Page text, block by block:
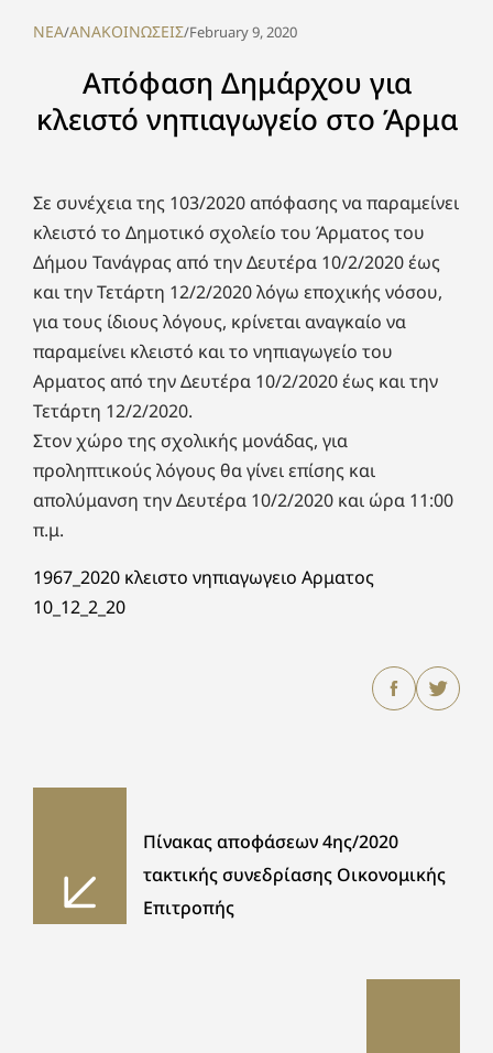
NEA/ΑΝΑΚΟΙΝΩΣΕΙΣ/February 9, 2020
Απόφαση Δημάρχου για
κλειστό νηπιαγωγείο στo Άρμα
Σε συνέχεια της 103/2020 απόφασης να παραμείνει
κλειστό το Δημοτικό σχολείο του Άρματος του
Δήμου Τανάγρας από την Δευτέρα 10/2/2020 έως
και την Τετάρτη 12/2/2020 λόγω εποχικής νόσου,
για τους ίδιους λόγους, κρίνεται αναγκαίο να
παραμείνει κλειστό και το νηπιαγωγείο του
Αρματος από την Δευτέρα 10/2/2020 έως και την
Τετάρτη 12/2/2020.
Στον χώρο της σχολικής μονάδας, για
προληπτικούς λόγους θα γίνει επίσης και
απολύμανση την Δευτέρα 10/2/2020 και ώρα 11:00
π.μ.
1967_2020 κλειστο νηπιαγωγειο Αρματος
10_12_2_20
Πίνακας αποφάσεων 4ης/2020
τακτικής συνεδρίασης Οικονομικής
Επιτροπής